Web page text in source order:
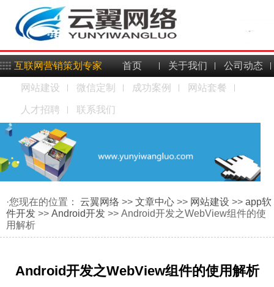
互联网营销策划专家 首页 关于我们 公司动态
网站建设 微信定制 成功案例 网站套餐
人才招聘 联系我们
·您现在的位置： 云翼网络 >> 文章中心 >> 网站建设 >> app软
件开发 >> Android开发 >> Android开发之WebView组件的使
用解析
Android开发之WebView组件的使用解析